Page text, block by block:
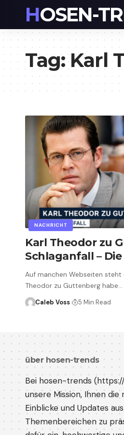
HOSEN-
Tag:Karl
NACHRICHT
Karl Theodor zu
Schlaganfall –
Auf manchen Webseiten
Theodor zu Guttenberg habe…
Caleb Voss 5 Min Read
über hosen-trends
Bei hosen-trends (
unsere Mission, Ihnen
Einblicke und Updates
Themenbereichen zu